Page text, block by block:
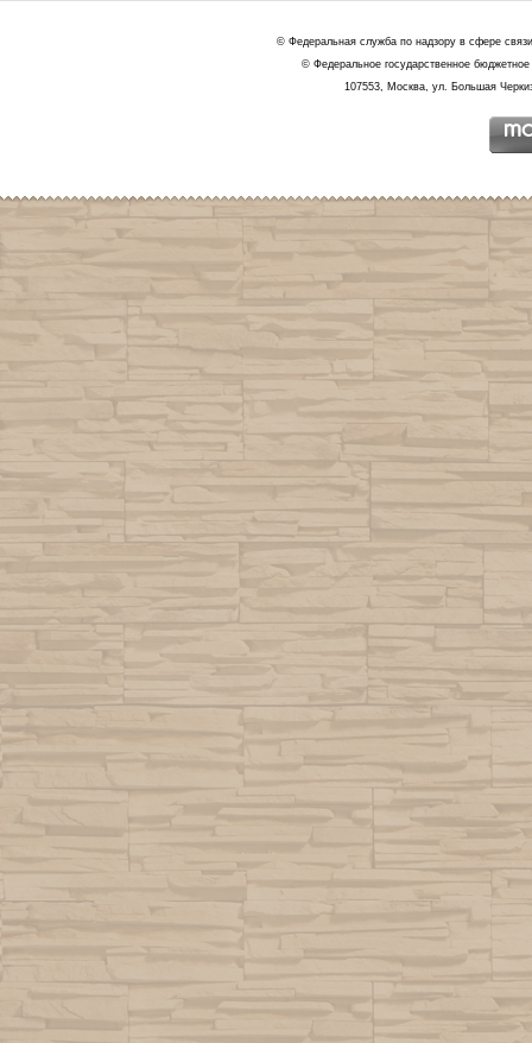
© Федеральная служба по надзору в сфере
© Федеральное государственное
107553, Москва, ул. Большая